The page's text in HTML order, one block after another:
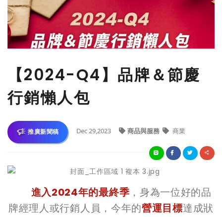
【2024-Q4】品牌＆節慶
行銷懶人包
推廣新聞稿 Dec 29,2023 商品與服務 商業
進入2024年的最終季 ，身為一位好的品
牌經理人或行銷人員，今年的營運目標達成狀